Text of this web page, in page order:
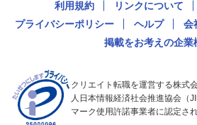
利用規約 リンクについて
プライバシーポリシー
ヘルプ 会
掲載をお考えの企業
クリエイト転職を運営する株式
人日本情報経済社会推進協会（
マーク使用許諾事業者に認定さ